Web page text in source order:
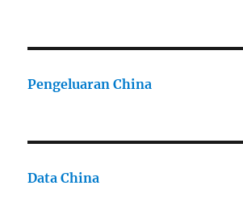
Pengeluaran China
Data China